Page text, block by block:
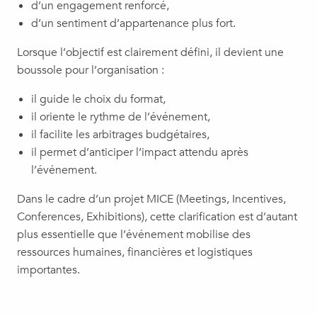
d’un engagement renforcé,
d’un sentiment d’appartenance plus fort.
Lorsque l’objectif est clairement défini, il devient une
boussole pour l’organisation :
il guide le choix du format,
il oriente le rythme de l’événement,
il facilite les arbitrages budgétaires,
il permet d’anticiper l’impact attendu après
l’événement.
Dans le cadre d’un projet MICE (Meetings, Incentives,
Conferences, Exhibitions), cette clarification est d’autant
plus essentielle que l’événement mobilise des
ressources humaines, financières et logistiques
importantes.